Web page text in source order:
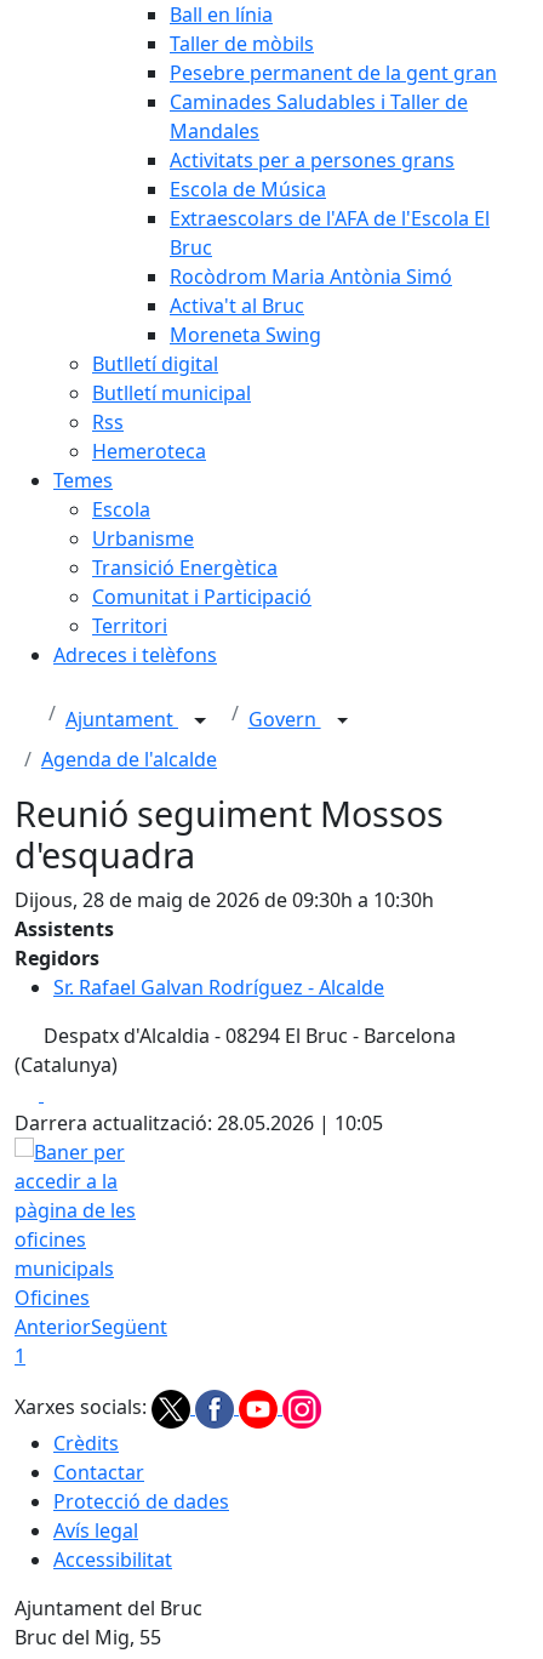
Ball en línia
Taller de mòbils
Pesebre permanent de la gent gran
Caminades Saludables i Taller de
Mandales
Activitats per a persones grans
Escola de Música
Extraescolars de l'AFA de l'Escola El
Bruc
Rocòdrom Maria Antònia Simó
Activa't al Bruc
Moreneta Swing
Butlletí digital
Butlletí municipal
Rss
Hemeroteca
Temes
Escola
Urbanisme
Transició Energètica
Comunitat i Participació
Territori
Adreces i telèfons
Ajuntament
Govern
Agenda de l'alcalde
Reunió seguiment Mossos
d'esquadra
Dijous, 28 de maig de 2026 de 09:30h a 10:30h
Assistents
Regidors
Sr. Rafael Galvan Rodríguez - Alcalde
Despatx d'Alcaldia - 08294 El Bruc - Barcelona
(Catalunya)
Darrera actualització: 28.05.2026 | 10:05
Oficines
AnteriorSegüent
1
Xarxes socials:
Crèdits
Contactar
Protecció de dades
Avís legal
Accessibilitat
Ajuntament del Bruc
Bruc del Mig, 55